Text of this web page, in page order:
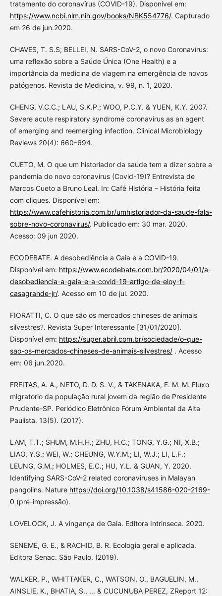
tratamento do coronavírus (COVID-19). Disponível em:
https://www.ncbi.nlm.nih.gov/books/NBK554776/. Capturado
em 26 de jun.2020.
CHAVES, T. S.S; BELLEI, N. SARS-CoV-2, o novo Coronavírus:
uma reflexão sobre a Saúde Única (One Health) e a
importância da medicina de viagem na emergência de novos
patógenos. Revista de Medicina, v. 99, n. 1, 2020.
CHENG, V.C.C.; LAU, S.K.P.; WOO, P.C.Y. & YUEN, K.Y. 2007.
Severe acute respiratory syndrome coronavirus as an agent
of emerging and reemerging infection. Clinical Microbiology
Reviews 20(4): 660–694.
CUETO, M. O que um historiador da saúde tem a dizer sobre a
pandemia do novo coronavírus (Covid-19)? Entrevista de
Marcos Cueto a Bruno Leal. In: Café História – História feita
com cliques. Disponível em:
https://www.cafehistoria.com.br/umhistoriador-da-saude-fala-
sobre-novo-coronavirus/. Publicado em: 30 mar. 2020.
Acesso: 09 jun 2020.
ECODEBATE. A desobediência a Gaia e a COVID-19.
Disponível em: https://www.ecodebate.com.br/2020/04/01/a-
desobediencia-a-gaia-e-a-covid-19-artigo-de-eloy-f-
casagrande-jr/. Acesso em 10 de jul. 2020.
FIORATTI, C. O que são os mercados chineses de animais
silvestres?. Revista Super Interessante [31/01/2020].
Disponível em: https://super.abril.com.br/sociedade/o-que-
sao-os-mercados-chineses-de-animais-silvestres/. Acesso
em: 06 jun.2020.
FREITAS, A. A., NETO, D. D. S. V., & TAKENAKA, E. M. M. Fluxo
migratório da população rural jovem da região de Presidente
Prudente-SP. Periódico Eletrônico Fórum Ambiental da Alta
Paulista. 13(5). (2017).
LAM, T.T.; SHUM, M.H.H.; ZHU, H.C.; TONG, Y.G.; NI, X.B.;
LIAO, Y.S.; WEI, W.; CHEUNG, W.Y.M.; LI, W.J.; LI, L.F.;
LEUNG, G.M.; HOLMES, E.C.; HU, Y.L. & GUAN, Y. 2020.
Identifying SARS-CoV-2 related coronaviruses in Malayan
pangolins. Nature https://doi.org/10.1038/s41586-020-2169-
0 (pré-impressão).
LOVELOCK, J. A vingança de Gaia. Editora Intrinseca. 2020.
SENEME, G. E., & RACHID, B. R. Ecologia geral e aplicada.
Editora Senac. São Paulo. (2019).
WALKER, P., WHITTAKER, C., WATSON, O., BAGUELIN, M.,
AINSLIE, K., BHATIA, S., ... & CUCUNUBA PEREZ, ZReport 12: